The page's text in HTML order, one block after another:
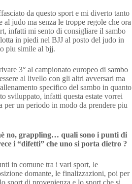
da questo sport e mi diverto tanto
judo ma senza le troppe regole che ora
infatti mi sento di consigliare il sambo
in piedi nel BJJ al posto del judo in
piu simile al bjj.
3° al campionato europeo di sambo
al livello con gli altri avversari ma
specifico del sambo in quanto
sviluppato, infatti questa estate vorrei
per un periodo in modo da prendere piu
no, grappling… quali sono i punti di
i “difetti” che uno si porta dietro ?
in comune tra i vari sport, le
domante, le finalizzazioni, poi per
sport di provenienza e lo sport che si